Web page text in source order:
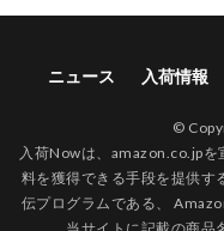
ニュース 入荷情報
©
入荷Nowは、amazon.co.jp
料を獲得できる手段を提供す
伝プログラムである、
当サイトに記載の商品